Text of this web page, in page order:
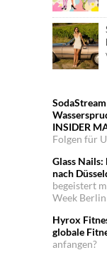
INSIDER
Folgen für
Glass Nails:
nach
begeistert
Week Berlin
Hyrox
globale
anfangen?